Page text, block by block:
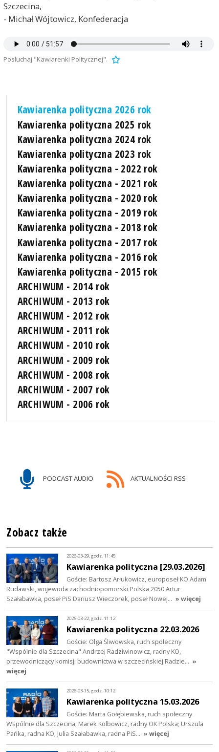
Szczecina,
- Michał Wójtowicz, Konfederacja
Posłuchaj "Kawiarenki Politycznej".
Kawiarenka polityczna 2026 rok
Kawiarenka polityczna 2025 rok
Kawiarenka polityczna 2024 rok
Kawiarenka polityczna 2023 rok
Kawiarenka polityczna - 2022 rok
Kawiarenka polityczna - 2021 rok
Kawiarenka polityczna - 2020 rok
Kawiarenka polityczna - 2019 rok
Kawiarenka polityczna - 2018 rok
Kawiarenka polityczna - 2017 rok
Kawiarenka polityczna - 2016 rok
Kawiarenka polityczna - 2015 rok
ARCHIWUM - 2014 rok
ARCHIWUM - 2013 rok
ARCHIWUM - 2012 rok
ARCHIWUM - 2011 rok
ARCHIWUM - 2010 rok
ARCHIWUM - 2009 rok
ARCHIWUM - 2008 rok
ARCHIWUM - 2007 rok
ARCHIWUM - 2006 rok
PODCAST AUDIO AKTUALNOŚCI RSS
Zobacz także
2026-03-29, godz. 11:45
Kawiarenka polityczna [29.03.2026]
Goście: Bartosz Arłukowicz, europoseł KO Adam
Rudawski, wojewoda zachodniopomorski Polska 2050 Artur
Szałabawka, poseł PiS Dariusz Wieczorek, poseł Nowej… » więcej
2026-03-22, godz. 11:12
Kawiarenka polityczna 22.03.2026
Goście: Olga Śliwowska, ruch społeczny
"Wspólnie dla Szczecina" Andrzej Radziwinowicz, radny KO,
przewodniczący komisji budownictwa w szczecińskiej Radzie… »
więcej
2026-03-15, godz. 10:12
Kawiarenka polityczna 15.03.2026
Goście: Marta Gołębiewska, ruch społeczny
Wspólnie dla Szczecina; Marek Kolbowicz, radny OK Polska; Urszula
Pańka, radna KO; Julia Szałabawka, radna PiS… » więcej